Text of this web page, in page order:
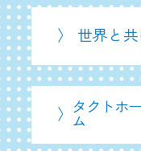
〉 世界と共
〉 タクトホー
ム